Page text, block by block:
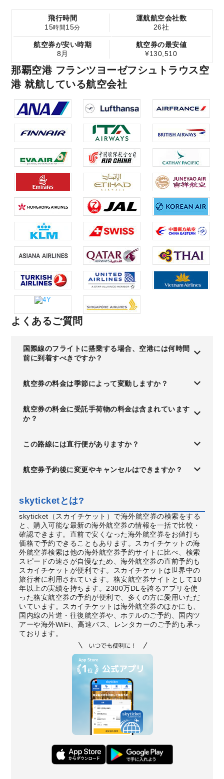
飛行時間
15時間15分
運航航空会社数
26社
航空券が安い時期
8月
航空券の最安値
¥130,510
那覇空港 フランツヨーゼフシュトラウス空
港 就航している航空会社
よくあるご質問
国際線のフライトに搭乗する場合、空港には何時間
前に到着すべきですか？
航空券の料金は季節によって変動しますか？
航空券の料金に受託手荷物の料金は含まれています
か？
この路線には直行便がありますか？
航空券予約後に変更やキャンセルはできますか？
skyticketとは?
skyticket（スカイチケット）で海外航空券の検索をする
と、購入可能な最新の海外航空券の情報を一括で比較・
確認できます。直前で安くなった海外航空券をお値打ち
価格で予約できることもあります。スカイチケットの海
外航空券検索は他の海外航空券予約サイトに比べ、検索
スピードの速さが自慢なため、海外航空券の直前予約も
スカイチケットが便利です。スカイチケットは世界中の
旅行者に利用されています。格安航空券サイトとして10
年以上の実績を持ちます。2300万DLを誇るアプリを使
った格安航空券の予約が便利で、多くの方に愛用いただ
いています。スカイチケットは海外航空券のほかにも、
国内線の片道・往復航空券や、ホテルのご予約、国内ツ
アーや海外WiFi、高速バス、レンタカーのご予約も承っ
ております。